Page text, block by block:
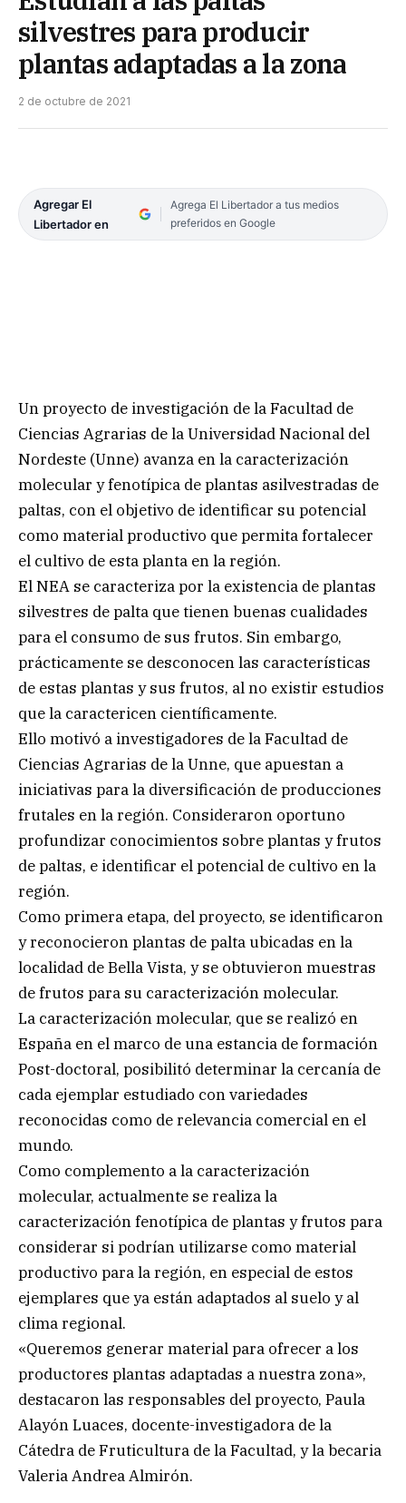
silvestres para producir
plantas adaptadas a la zona
2 de octubre de 2021
Agregar El
Libertador en
Agrega El Libertador a tus medios
preferidos en Google
Un proyecto de investigación de la Facultad de
Ciencias Agrarias de la Universidad Nacional del
Nordeste (Unne) avanza en la caracterización
molecular y fenotípica de plantas asilvestradas de
paltas, con el objetivo de identificar su potencial
como material productivo que permita fortalecer
el cultivo de esta planta en la región.
El NEA se caracteriza por la existencia de plantas
silvestres de palta que tienen buenas cualidades
para el consumo de sus frutos. Sin embargo,
prácticamente se desconocen las características
de estas plantas y sus frutos, al no existir estudios
que la caractericen científicamente.
Ello motivó a investigadores de la Facultad de
Ciencias Agrarias de la Unne, que apuestan a
iniciativas para la diversificación de producciones
frutales en la región. Consideraron oportuno
profundizar conocimientos sobre plantas y frutos
de paltas, e identificar el potencial de cultivo en la
región.
Como primera etapa, del proyecto, se identificaron
y reconocieron plantas de palta ubicadas en la
localidad de Bella Vista, y se obtuvieron muestras
de frutos para su caracterización molecular.
La caracterización molecular, que se realizó en
España en el marco de una estancia de formación
Post-doctoral, posibilitó determinar la cercanía de
cada ejemplar estudiado con variedades
reconocidas como de relevancia comercial en el
mundo.
Como complemento a la caracterización
molecular, actualmente se realiza la
caracterización fenotípica de plantas y frutos para
considerar si podrían utilizarse como material
productivo para la región, en especial de estos
ejemplares que ya están adaptados al suelo y al
clima regional.
«Queremos generar material para ofrecer a los
productores plantas adaptadas a nuestra zona»,
destacaron las responsables del proyecto, Paula
Alayón Luaces, docente-investigadora de la
Cátedra de Fruticultura de la Facultad, y la becaria
Valeria Andrea Almirón.